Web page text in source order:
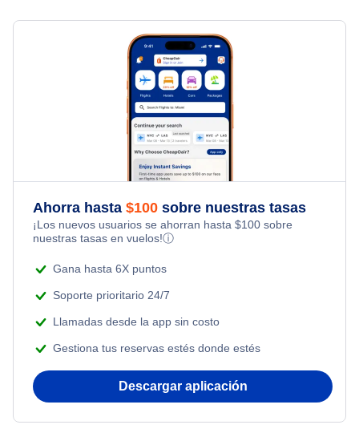
Ahorra hasta $100 sobre nuestras tasas
¡Los nuevos usuarios se ahorran hasta $100 sobre
nuestras tasas en vuelos!ⓘ
Gana hasta 6X puntos
Soporte prioritario 24/7
Llamadas desde la app sin costo
Gestiona tus reservas estés donde estés
Descargar aplicación